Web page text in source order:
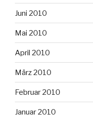
Juni 2010
Mai 2010
April 2010
März 2010
Februar 2010
Januar 2010